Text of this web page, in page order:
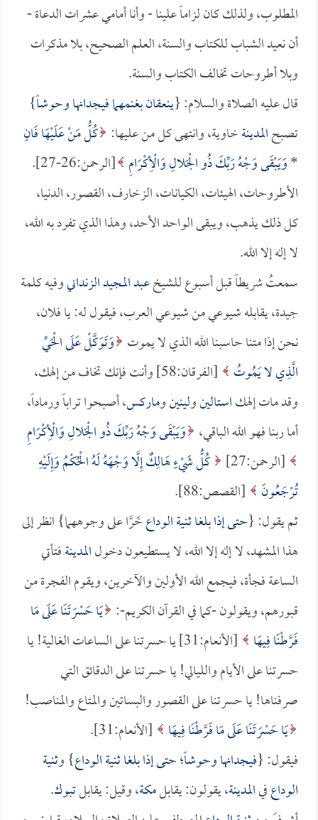
المطلوب، ولذلك كان لزاماً علينا - وأنا أمامي عشرات الدعاة -
أن نعيد الشباب للكتاب والسنة، العلم الصحيح، بلا مذكرات
وبلا أطروحات تخالف الكتاب والسنة.
قال عليه الصلاة والسلام: {ينعقان بغنمهما فيجدانها وحوشاً}
تصبحالمدينةخاوية، وانتهى كل من عليها: كُلُّ مَنْ عَلَيْهَا فَانٍ
*وَيَبْقَى وَجْهُ رَبِّكَ ذُو الْجَلالِ وَالْأِكْرَامِ
[الرحمن:26-27].
الأطروحات، الهيئات، الكيانات، الزخارف، القصور، الدنيا،
كل ذلك يذهب، ويبقى الواحد الأحد، وهذا الذي تفرد به الله،
لا إله إلا الله.
سمعتُ شريطاً قبل أسبوع للشيخعبد المجيد الزندانيوفيه كلمة
جيدة، يقابله شيوعي من شيوعي العرب، فيقول له: يا فلان،
نحن إذا متنا حاسبنا الله الذي لا يموت وَتَوَكَّلْ عَلَى الْحَيِّ
الَّذِي لا يَمُوتُ
[الفرقان:58] وأنت فإنك تخاف من إلهك،
وقد مات إلهكاستالينولينينوماركس، أصبحوا تراباً ورماداً،
أما ربنا فهو الله الباقي، وَيَبْقَى وَجْهُ رَبِّكَ ذُو الْجَلالِ وَالْأِكْرَامِ
[الرحمن:27]
كُلُّ شَيْءٍ هَالِكٌ إِلَّا وَجْهَهُ لَهُ الْحُكْمُ وَإِلَيْهِ
تُرْجَعُونَ
[القصص:88].
ثم يقول: {حتى إذا بلغاثنية الوداعخَرَّا على وجوههما} انظر إلى
هذا المشهد، لا إله إلا الله، لا يستطيعون دخولالمدينةفتأتي
الساعة فجأة، فيجمع الله الأولين والآخرين، ويقوم الفجرة من
قبورهم، ويقولون -كما في القرآن الكريم-: يَا حَسْرَتَنَا عَلَى مَا
فَرَّطْنَا فِيهَا
[الأنعام:31] يا حسرتنا على الساعات الغالية! يا
حسرتنا على الأيام والليالي! يا حسرتنا على الدقائق التي
صرفناها! يا حسرتنا على القصور والبساتين والمتاع والمناصب!
يَا حَسْرَتَنَا عَلَى مَا فَرَّطْنَا فِيهَا
[الأنعام:31].
فيقول: {فيجدانها وحوشاً؛ حتى إذا بلغاثنية الوداع} وثنية
الوداعفيالمدينة، يقولون: يقابلمكة، وقيل: يقابلتبوك.